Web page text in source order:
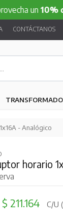
10% de
CONTÁCTANOS
- Analógico
horario
$ 211.164 C/U